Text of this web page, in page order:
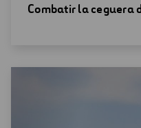
Abrir
Combatir la ceguera